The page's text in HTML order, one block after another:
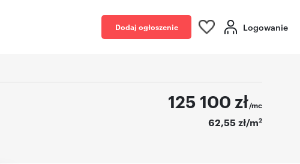
Dodaj ogłoszenie Logowanie
125 100 zł/mc
62,55 zł/m2